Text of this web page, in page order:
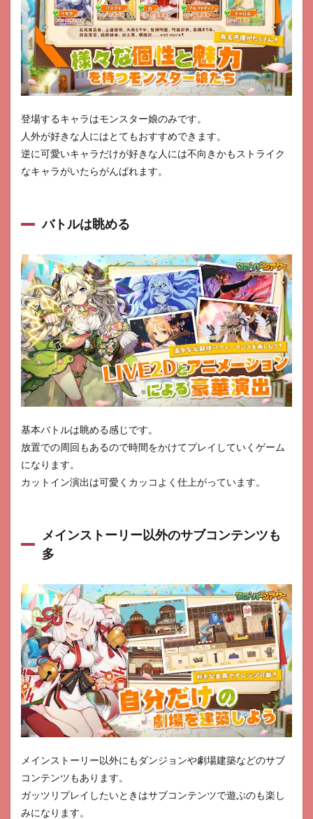
登場するキャラはモンスター娘のみです。
人外が好きな人にはとてもおすすめできます。
逆に可愛いキャラだけが好きな人には不向きかもストライク
なキャラがいたらがんばれます。
バトルは眺める
基本バトルは眺める感じです。
放置での周回もあるので時間をかけてプレイしていくゲーム
になります。
カットイン演出は可愛くカッコよく仕上がっています。
メインストーリー以外のサブコンテンツも
多
メインストーリー以外にもダンジョンや劇場建築などのサブ
コンテンツもあります。
ガッツリプレイしたいときはサブコンテンツで遊ぶのも楽し
みになります。